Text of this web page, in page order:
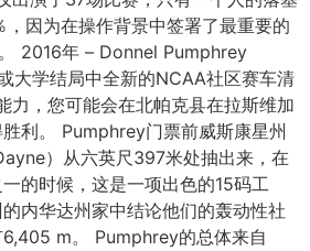
因为在操作背景中签署了最重要的
2016年 – Donnel Pumphrey
大学结局中全新的NCAA社区赛车清
力，您可能会在北帕克县在拉斯维加
利。 Pumphrey门票前威斯康星州
）从六英尺397米处抽出来，在
的时候，这是一项出色的15码工
内华达州家中结论他们的轰动性社
m。 Pumphrey的总体来自